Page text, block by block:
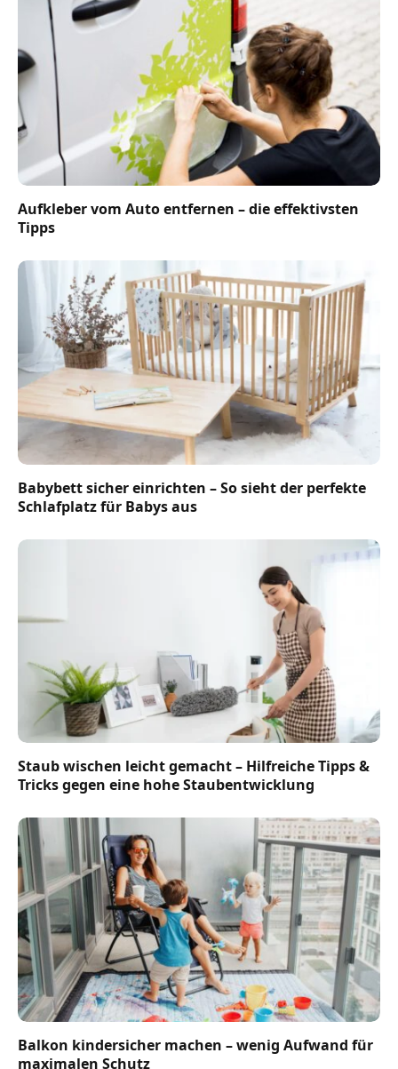
Aufkleber vom Auto entfernen – die effektivsten
Tipps
Babybett sicher einrichten – So sieht der perfekte
Schlafplatz für Babys aus
Staub wischen leicht gemacht – Hilfreiche Tipps &
Tricks gegen eine hohe Staubentwicklung
Balkon kindersicher machen – wenig Aufwand für
maximalen Schutz